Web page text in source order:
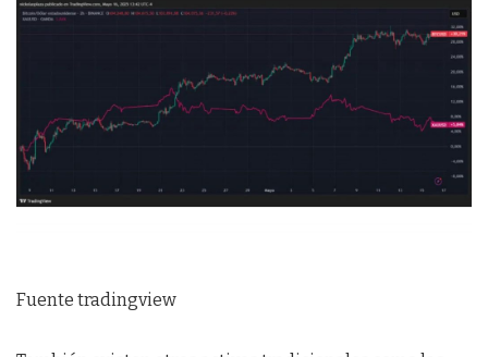
Fuente tradingview